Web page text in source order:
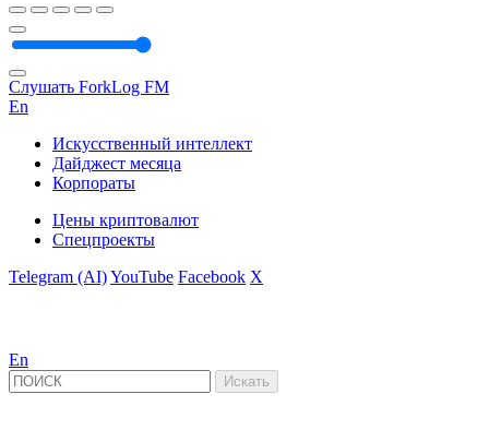
Слушать ForkLog FM
En
Искусственный интеллект
Дайджест месяца
Корпораты
Цены криптовалют
Спецпроекты
Telegram (AI)YouTube Facebook X
En